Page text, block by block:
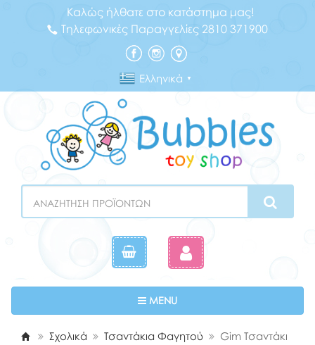
Καλώς ήλθατε στο κατάστημα μας!
Τηλεφωνικές Παραγγελίες 2810 371900
Ελληνικά ▼
MENUToggle navigation
Σχολικά Τσαντάκια Φαγητού
Gim Τσαντάκι